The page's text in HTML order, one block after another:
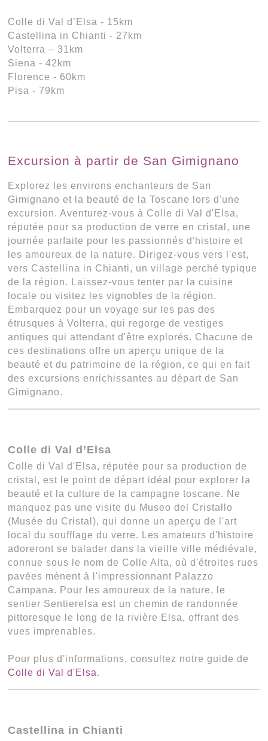
Colle di Val d’Elsa - 15km
Castellina in Chianti - 27km
Volterra – 31km
Siena - 42km
Florence - 60km
Pisa - 79km
Excursion à partir de San Gimignano
Explorez les environs enchanteurs de San
Gimignano et la beauté de la Toscane lors d'une
excursion. Aventurez-vous à Colle di Val d'Elsa,
réputée pour sa production de verre en cristal, une
journée parfaite pour les passionnés d'histoire et
les amoureux de la nature. Dirigez-vous vers l'est,
vers Castellina in Chianti, un village perché typique
de la région. Laissez-vous tenter par la cuisine
locale ou visitez les vignobles de la région.
Embarquez pour un voyage sur les pas des
étrusques à Volterra, qui regorge de vestiges
antiques qui attendant d'être explorés. Chacune de
ces destinations offre un aperçu unique de la
beauté et du patrimoine de la région, ce qui en fait
des excursions enrichissantes au départ de San
Gimignano.
Colle di Val d’Elsa
Colle di Val d'Elsa, réputée pour sa production de
cristal, est le point de départ idéal pour explorer la
beauté et la culture de la campagne toscane. Ne
manquez pas une visite du Museo del Cristallo
(Musée du Cristal), qui donne un aperçu de l'art
local du soufflage du verre. Les amateurs d'histoire
adoreront se balader dans la vieille ville médiévale,
connue sous le nom de Colle Alta, où d'étroites rues
pavées mènent à l'impressionnant Palazzo
Campana. Pour les amoureux de la nature, le
sentier Sentierelsa est un chemin de randonnée
pittoresque le long de la rivière Elsa, offrant des
vues imprenables.
Pour plus d'informations, consultez notre guide de
Colle di Val d'Elsa.
Castellina in Chianti